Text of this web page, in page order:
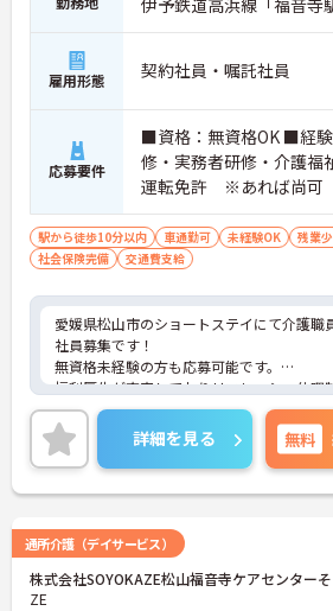
伊予鉄道高浜線「福音寺
雇用形態 契約社員・嘱託社員
応募要件
■資格：無資格OK ■経
修・実務者研修・介護福
運転免許 ※あれば尚可
駅から徒歩10分以内 車通勤可 未経験OK 残業
社会保険完備
交通費支給
愛媛県松山市のショートステイにて介護職
社員募集です！
無資格未経験の方も応募可能です。
福利厚生が充実しておりリフレッシュ休暇
◎残業は月10時間未満と少なくプライベー
立もしやすい環境です。
ご興味のある方には、面接対策ポイントな
詳細をお話いたしますので、お気軽にご相
い。
詳細を見る 無料
通所介護（デイサービス）
株式会社SOYOKAZE松山福音寺ケアセンター
ZE